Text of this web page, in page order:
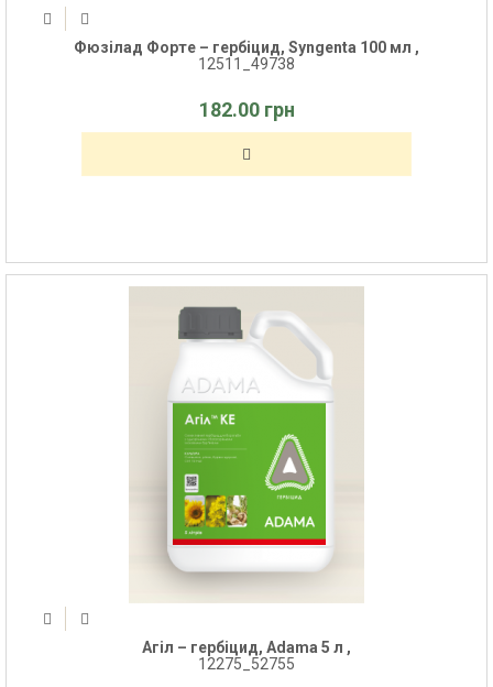
Фюзілад Форте – гербіцид, Syngenta 100 мл ,
12511_49738
182.00 грн
Агіл – гербіцид, Adama 5 л ,
12275_52755